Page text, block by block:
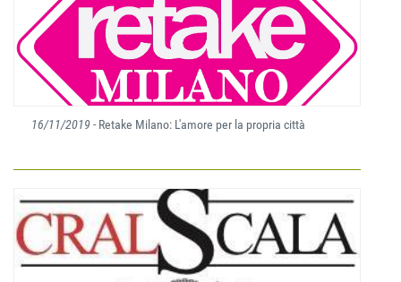
16/11/2019- Retake Milano: L'amore per la propria città